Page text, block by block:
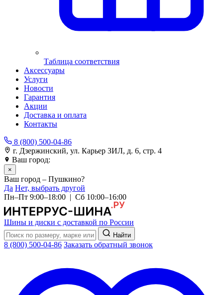
Таблица соответствия
Аксессуары
Услуги
Новости
Гарантия
Акции
Доставка и оплата
Контакты
8 (800) 500-04-86
г. Дзержинский, ул. Карьер ЗИЛ, д. 6, стр. 4
Ваш город:
×
Ваш город – Пушкино?
Да Нет, выбрать другой
Пн–Пт 9:00–18:00 | Сб 10:00–16:00
Шины и диски с доставкой по России
Найти
8 (800) 500-04-86 Заказать обратный звонок